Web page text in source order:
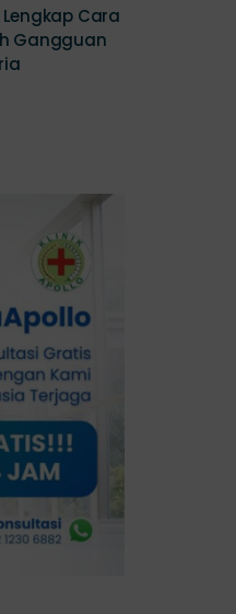
Cara
Gangguan